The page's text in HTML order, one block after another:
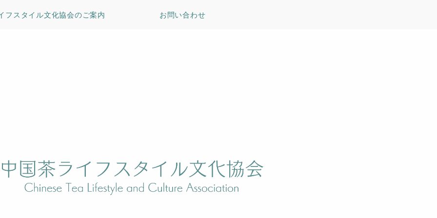
フスタイル文化協会のご案内 お問い合わせ